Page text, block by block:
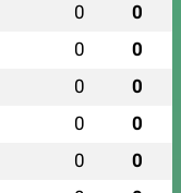
0 0
0 0
0 0
0 0
0 0